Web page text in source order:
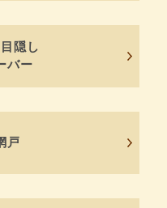
隠し
バー
戸